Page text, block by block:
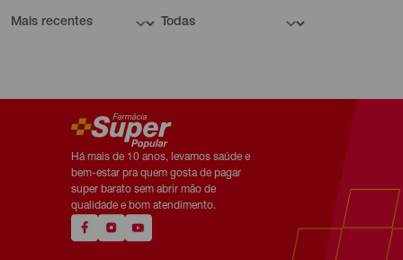
Há mais de 10 anos, levamos saúde e
bem-estar pra quem gosta de pagar
super barato sem abrir mão de
qualidade e bom atendimento.